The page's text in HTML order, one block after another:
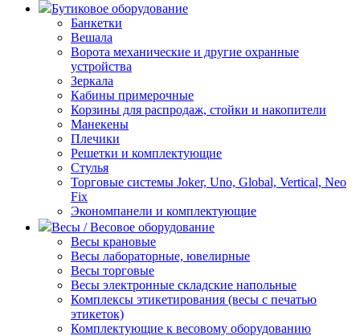
Бутиковое оборудование
Банкетки
Вешала
Ворота механические и другие охранные
устройства
Зеркала
Кабины примерочные
Корзины для распродаж, стойки и накопители
Манекены
Плечики
Решетки и комплектующие
Стулья
Торговые системы Joker, Uno, Global, Vertical, Neo
Fix
Экономпанели и комплектующие
Весы / Весовое оборудование
Весы крановые
Весы лабораторные, ювелирные
Весы торговые
Весы электронные складские напольные
Комплексы этикетирования (весы с печатью
этикеток)
Комплектующие к весовому оборудованию